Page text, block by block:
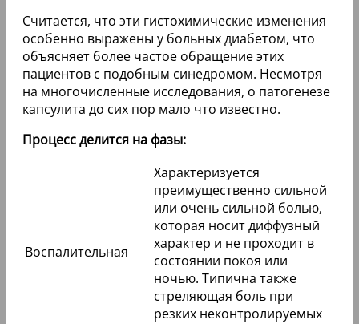
Считается, что эти гистохимические изменения
особенно выражены у больных диабетом, что
объясняет более частое обращение этих
пациентов с подобным синедромом. Несмотря
на многочисленные исследования, о патогенезе
капсулита до сих пор мало что известно.
Процесс делится на фазы:
Воспалительная
Характеризуется
преимущественно сильной
или очень сильной болью,
которая носит диффузный
характер и не проходит в
состоянии покоя или
ночью. Типична также
стреляющая боль при
резких неконтролируемых